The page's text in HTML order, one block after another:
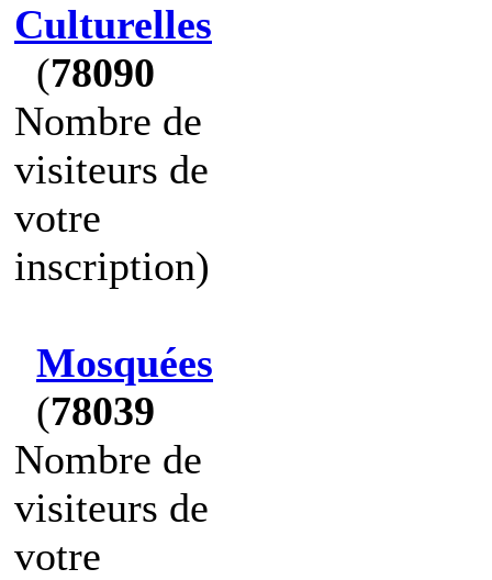
Culturelles
(78090
Nombre de
visiteurs de
votre
inscription)
Mosquées
(78039
Nombre de
visiteurs de
votre